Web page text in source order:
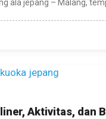
ala jepang – Malang,
Aktivitas, dan